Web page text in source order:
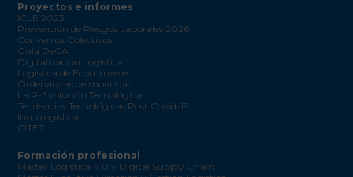
Proyectos e informes
ICLE 2023
Prevención de Riesgos Laborales 2026
Convenios Colectivos
Guía DeCA
Digitalización Logística
Logística de Ecommerce
Ordenanzas de movilidad
La R-Evolución Tecnológica
Tendencias Tecnológicas Post Covid-19
Inmologística
CITET
Formación profesional
Máster Logística 4.0 y Digital Supply Chain